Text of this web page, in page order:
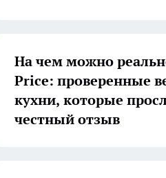
На чем можно
Price: проверенные
кухни, которые
честный отзыв